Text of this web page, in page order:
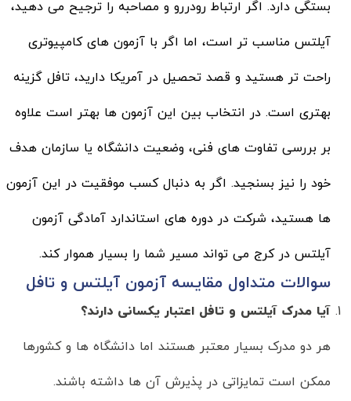
بستگی دارد. اگر ارتباط رودررو و مصاحبه را ترجیح می دهید،
آیلتس مناسب تر است، اما اگر با آزمون های کامپیوتری
راحت تر هستید و قصد تحصیل در آمریکا دارید، تافل گزینه
بهتری است. در انتخاب بین این آزمون ها بهتر است علاوه
بر بررسی تفاوت های فنی، وضعیت دانشگاه یا سازمان هدف
خود را نیز بسنجید. اگر به دنبال کسب موفقیت در این آزمون
ها هستید، شرکت در دوره های استاندارد آمادگی آزمون
آیلتس در کرج می تواند مسیر شما را بسیار هموار کند.
سوالات متداول مقایسه آزمون آیلتس و تافل
آیا مدرک آیلتس و تافل اعتبار یکسانی دارند؟
هر دو مدرک بسیار معتبر هستند اما دانشگاه ها و کشورها
ممکن است تمایزاتی در پذیرش آن ها داشته باشند.